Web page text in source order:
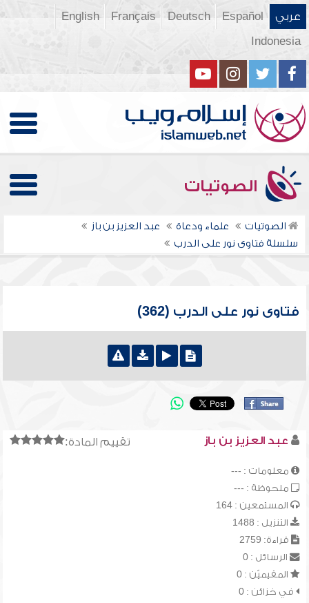
عربي Español
Deutsch
Français
English
Indonesia
الصوتيات
الصوتيات علماء ودعاة
عبد العزيز بن باز
سلسلة فتاوى نور على الدرب
فتاوى نور على الدرب (362)
تقييم المادة: عبد العزيز بن باز
معلومات : ---
ملحوظة : ---
المستمعين : 164
التنزيل : 1488
قراءة: 2759
الرسائل : 0
المقيميّن : 0
في خزائن : 0